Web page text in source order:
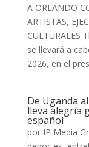
A ORLANDO
ARTISTAS,
CULTURALES
se llevará a
2026, en el
De Uganda
lleva alegría
español
por IP Media